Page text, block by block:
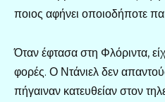
ποιος αφήνει οποιοδήποτε
Όταν έφτασα στη Φλόριντα,
φορές. Ο Ντάνιελ δεν
πήγαιναν κατευθείαν στον